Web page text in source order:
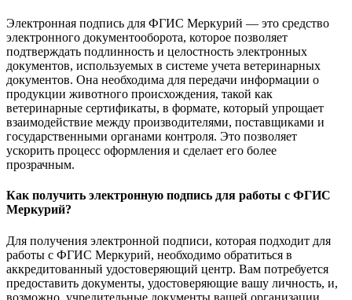
Электронная подпись для ФГИС Меркурий — это средство
электронного документооборота, которое позволяет
подтверждать подлинность и целостность электронных
документов, используемых в системе учета ветеринарных
документов. Она необходима для передачи информации о
продукции животного происхождения, такой как
ветеринарные сертификаты, в формате, который упрощает
взаимодействие между производителями, поставщиками и
государственными органами контроля. Это позволяет
ускорить процесс оформления и сделает его более
прозрачным.
Как получить электронную подпись для работы с ФГИС
Меркурий?
Для получения электронной подписи, которая подходит для
работы с ФГИС Меркурий, необходимо обратиться в
аккредитованный удостоверяющий центр. Вам потребуется
предоставить документы, удостоверяющие вашу личность, и,
возможно, учредительные документы вашей организации,